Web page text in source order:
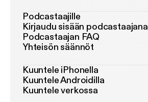
Podcastaajille
Kirjaudu sisään podcastaajana
Podcastaajan FAQ
Yhteisön säännöt
Kuuntele iPhonella
Kuuntele Androidilla
Kuuntele verkossa